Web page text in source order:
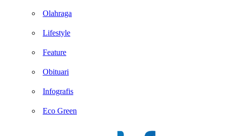
Olahraga
Lifestyle
Feature
Obituari
Infografis
Eco Green